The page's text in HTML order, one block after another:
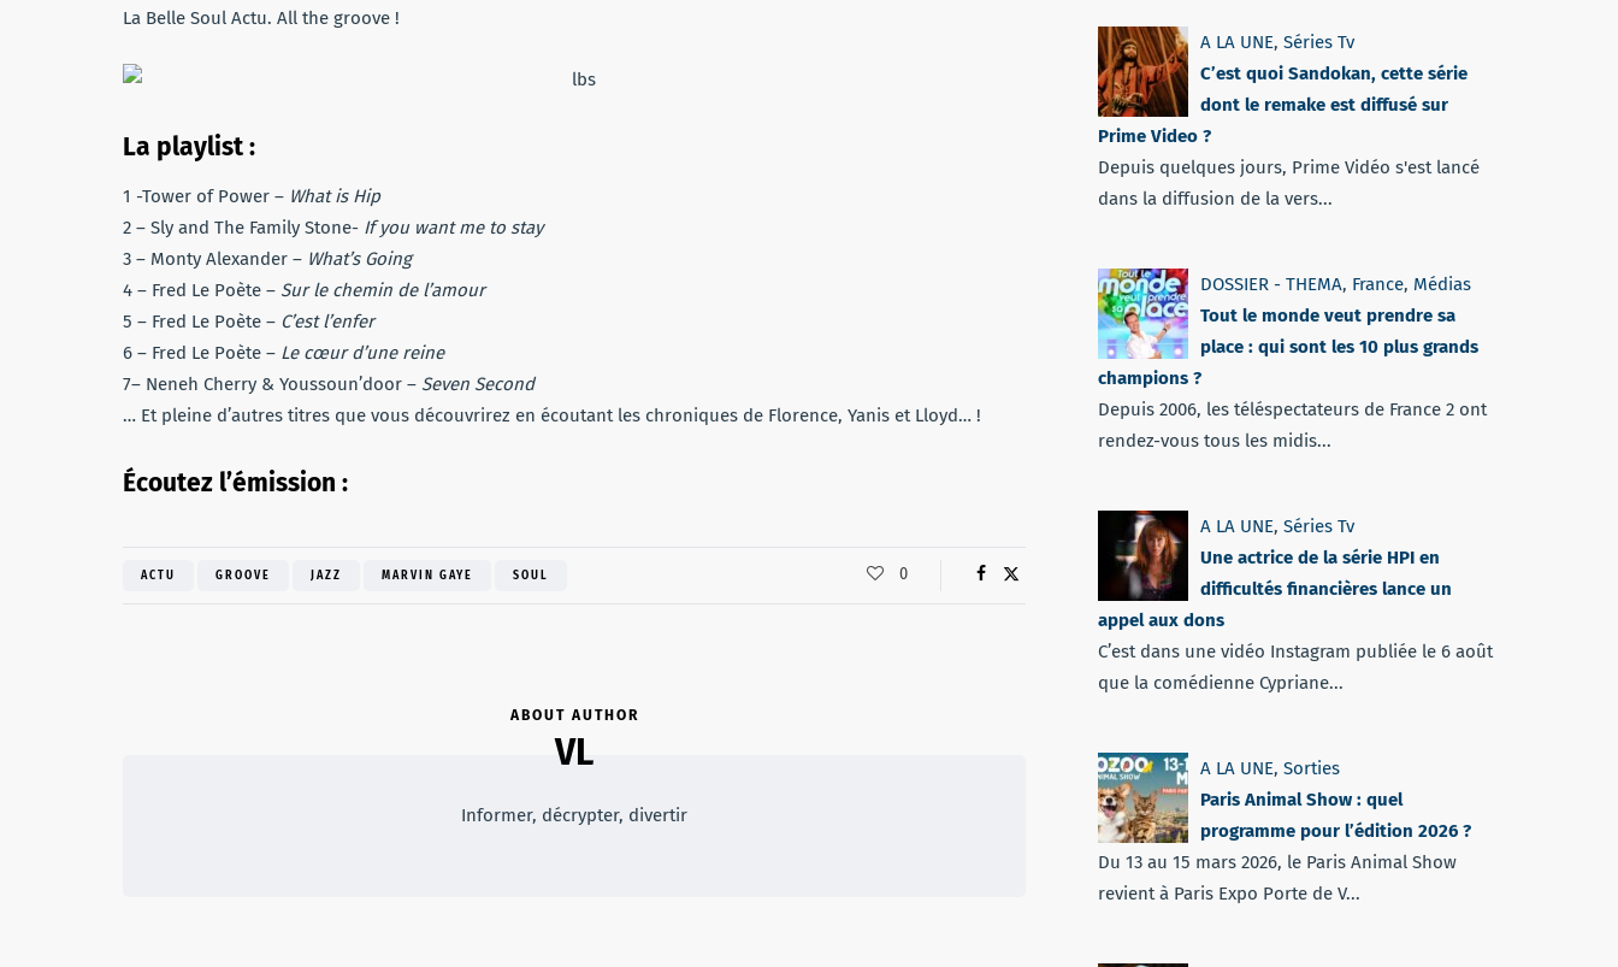
La Belle Soul Actu. All the groove !
La playlist :
1 -Tower of Power – What is Hip
2 – Sly and The Family Stone- If you want me to stay
3 – Monty Alexander – What’s Going
4 – Fred Le Poète – Sur le chemin de l’amour
5 – Fred Le Poète – C’est l’enfer
6 – Fred Le Poète – Le cœur d’une reine
7– Neneh Cherry & Youssoun’door – Seven Second
… Et pleine d’autres titres que vous découvrirez en écoutant les chroniques de Florence, Yanis et Lloyd… !
Écoutez l’émission :
ACTU GROOVE JAZZ MARVIN GAYE SOUL 0
ABOUT AUTHOR
VL
Informer, décrypter, divertir
A LA UNE, Séries Tv
C’est quoi Sandokan, cette série
dont le remake est diffusé sur
Prime Video ?
Depuis quelques jours, Prime Vidéo s'est lancé
dans la diffusion de la vers...
DOSSIER - THEMA, France, Médias
Tout le monde veut prendre sa
place : qui sont les 10 plus grands
champions ?
Depuis 2006, les téléspectateurs de France 2 ont
rendez-vous tous les midis...
A LA UNE, Séries Tv
Une actrice de la série HPI en
difficultés financières lance un
appel aux dons
C’est dans une vidéo Instagram publiée le 6 août
que la comédienne Cypriane...
A LA UNE, Sorties
Paris Animal Show : quel
programme pour l’édition 2026 ?
Du 13 au 15 mars 2026, le Paris Animal Show
revient à Paris Expo Porte de V...